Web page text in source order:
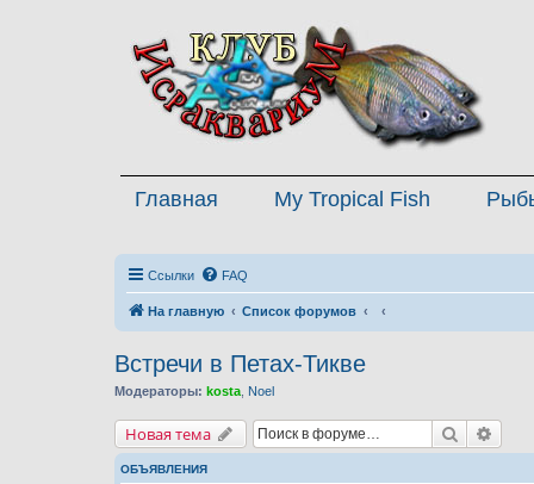
Главная My Tropical Fish
Ссылки FAQ
На главную Список форумов
Встречи в Петах-Тикве
Модераторы: kosta Noel
Новая тема Поиск
ОБЪЯВЛЕНИЯ